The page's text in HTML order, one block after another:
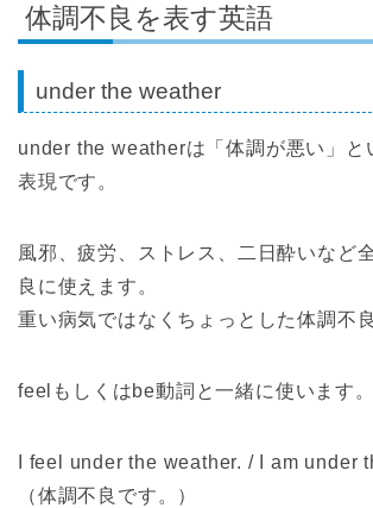
体調不良を表す英語
under the weather
under the weatherは「体調が悪い」と
表現です。
風邪、疲労、ストレス、二日酔いなど
良に使えます。
重い病気ではなくちょっとした体調不
feelもしくはbe動詞と一緒に使います。
I feel under the weather. / I am under
（体調不良です。）